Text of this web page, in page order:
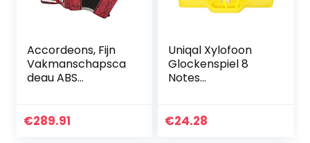
Accordeons, Fijn
Vakmanschapsca
deau ABS
het Spelen voor
€289.91
Uniqal Xylofoon
Glockenspiel 8
Notes
met gele behuizing
€24.28